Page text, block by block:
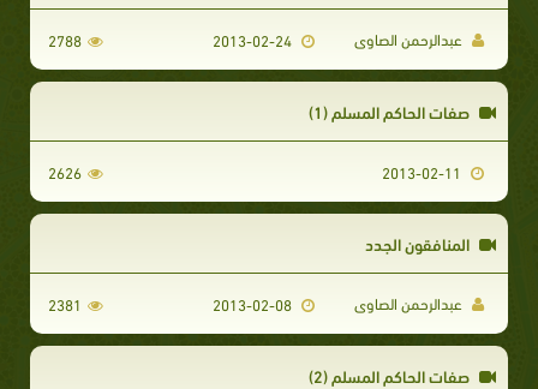
عبدالرحمن الصاوى 2013-02-24
2788
صفات الحاكم المسلم (1)
2626
المنافقون الجدد
عبدالرحمن الصاوى 2013-02-08
2381
صفات الحاكم المسلم (2)